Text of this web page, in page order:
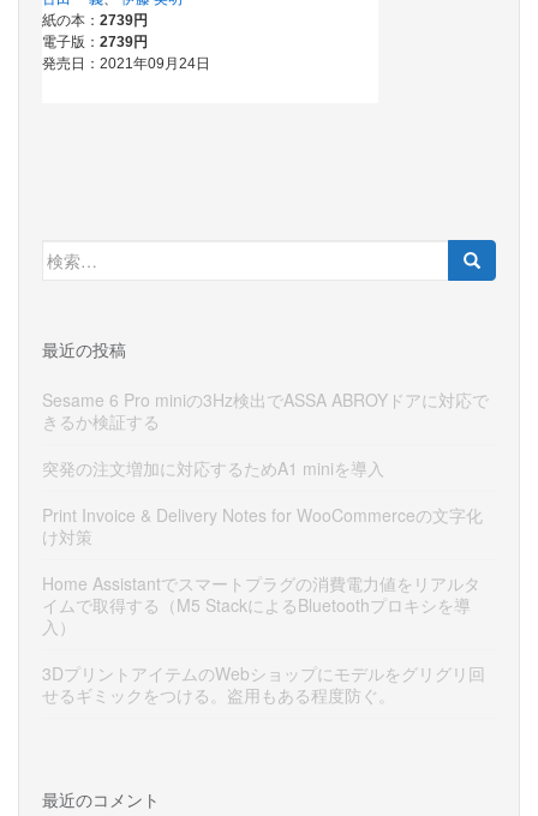
検
索:
最近の投稿
Sesame 6 Pro miniの3Hz検出でASSA ABROYドアに対応で
きるか検証する
突発の注文増加に対応するためA1 miniを導入
Print Invoice & Delivery Notes for WooCommerceの文字化
け対策
Home Assistantでスマートプラグの消費電力値をリアルタ
イムで取得する（M5 StackによるBluetoothプロキシを導
入）
3DプリントアイテムのWebショップにモデルをグリグリ回
せるギミックをつける。盗用もある程度防ぐ。
最近のコメント